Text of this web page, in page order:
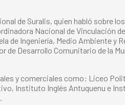
de Suralis, quien habló sobre
Nacional de Vinculación
de Ingeniería, Medio Ambiente y
de Desarrollo Comunitario de la
y comerciales como: Liceo
Instituto Inglés Antuquenu e